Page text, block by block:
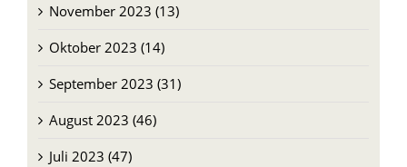
November 2023 (13)
Oktober 2023 (14)
September 2023 (31)
August 2023 (46)
Juli 2023 (47)